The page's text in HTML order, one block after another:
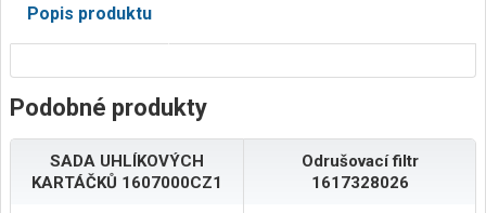
Popis produktu
Podobné produkty
SADA UHLÍKOVÝCH
KARTÁČKŮ 1607000CZ1
Odrušovací filtr
1617328026